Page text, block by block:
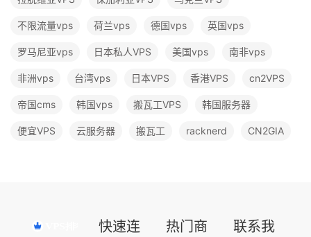
不限流量vps 荷兰vps 德国vps 英国vps
罗马尼亚vps 日本私人VPS 美国vps 南非vps
非洲vps 台湾vps 日本VPS 香港VPS cn2VPS
帝国cms 韩国vps 搬瓦工VPS 韩国服务器
便宜VPS 云服务器 搬瓦工 racknerd CN2GIA
快速连
热门商
联系我